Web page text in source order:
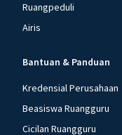
Ruangpeduli
Airis
Bantuan & Panduan
Kredensial Perusahaan
Beasiswa Ruangguru
Cicilan Ruangguru